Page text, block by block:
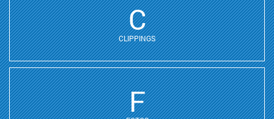
C
CLIPPINGS
F